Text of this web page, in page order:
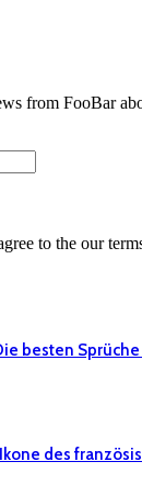
from FooBar
to the our
besten
des